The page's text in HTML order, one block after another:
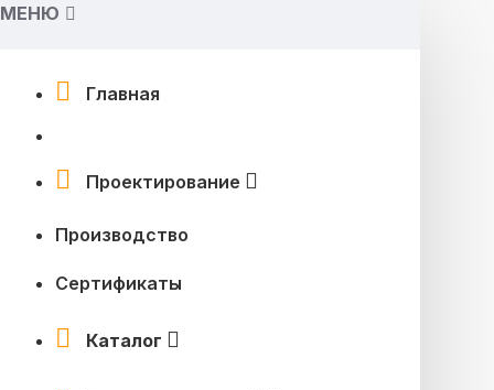
МЕНЮ
Главная
Проектирование
Производство
Сертификаты
Каталог